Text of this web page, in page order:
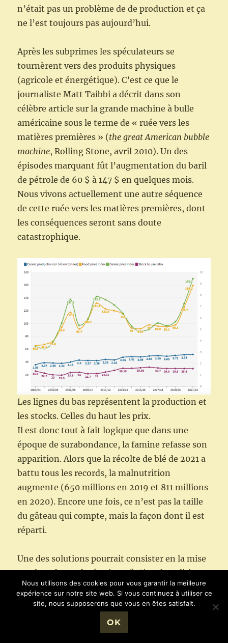
n’était pas un problème de de production et ça
ne l’est toujours pas aujourd’hui.
Après les subprimes les spéculateurs se
tournèrent vers des produits physiques
(agricole et énergétique). C’est ce que le
journaliste Matt Taibbi a décrit dans son
célèbre article sur la grande machine à bulle
américaine sous le terme de « ruée vers les
matières premières » (the great American bubble
machine, Rolling Stone, avril 2010). Un des
épisodes marquant fût l’augmentation du baril
de pétrole de 60 $ à 147 $ en quelques mois.
Nous vivons actuellement une autre séquence
de cette ruée vers les matières premières, dont
les conséquences seront sans doute
catastrophique.
Les lignes du bas représentent la production et
les stocks. Celles du haut les prix.
Il est donc tout à fait logique que dans une
époque de surabondance, la famine refasse son
apparition. Alors que la récolte de blé de 2021 a
battu tous les records, la malnutrition
augmente (650 millions en 2019 et 811 millions
en 2020). Encore une fois, ce n’est pas la taille
du gâteau qui compte, mais la façon dont il est
réparti.
Une des solutions pourrait consister en la mise
en place de stocks étatiques9. C’est la politique
menée par 27 pays qui ont mis en place des
restrictions commerciales (interdiction de
l’exportation) préférant nourrir leur population
Nous utilisons des cookies pour vous garantir la meilleure
expérience sur notre site web. Si vous continuez à utiliser ce
site, nous supposerons que vous en êtes satisfait.
OK